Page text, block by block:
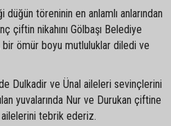
töreninin en anlamlı anlarından
çiftin nikahını Gölbaşı Belediye
bir ömür boyu mutluluklar diledi ve
Dulkadir ve Ünal aileleri sevinçlerini
yuvalarında Nur ve Durukan çiftine
tebrik ederiz.